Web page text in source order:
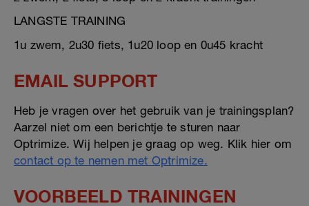
LANGSTE TRAINING
1u zwem, 2u30 fiets, 1u20 loop en 0u45 kracht
EMAIL SUPPORT
Heb je vragen over het gebruik van je trainingsplan?
Aarzel niet om een berichtje te sturen naar
Optrimize. Wij helpen je graag op weg. Klik hier om
contact op te nemen met Optrimize.
VOORBEELD TRAININGEN